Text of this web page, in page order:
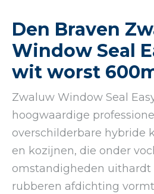
Den Braven
Window Seal
wit worst
Zwaluw Window Seal
hoogwaardige
overschilderbare hybride
en kozijnen, die onder
omstandigheden uithardt
rubberen afdichting